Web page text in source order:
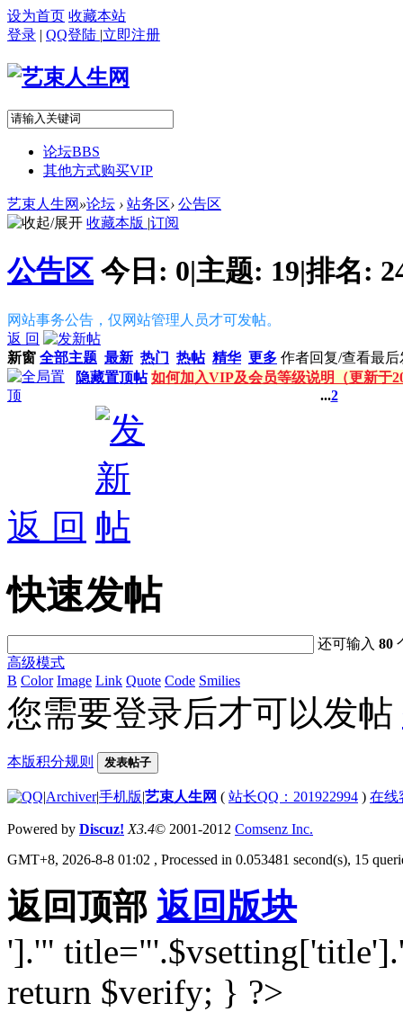
设为首页 收藏本站
登录 | QQ登陆 |立即注册
论坛BBS
其他方式购买VIP
艺束人生网 »论坛 › 站务区› 公告区
收藏本版 |订阅
公告区 今日: 0|主题: 19|排名:
网站事务公告，仅网站管理人员才可发帖。
返 回
新窗 全部主题 最新 热门 热帖 精华 更多 作者回复/查看最后
隐藏置顶帖 如何加入VIP及会员等级说明（更新于
...2
返 回
快速发帖
还可输入80
高级模式
B Color Image Link Quote Code Smilies
您需要登录后才可以发帖
本版积分规则 发表帖子
|Archiver|手机版|艺束人生网 ( 站长QQ：201922994 ) 在线
Powered by Discuz! X3.4© 2001-2012 Comsenz Inc.
GMT+8, 2026-8-8 01:02 , Processed in 0.053481 second(s), 15
返回顶部 返回版块
'].'"
return $verify; } ?>